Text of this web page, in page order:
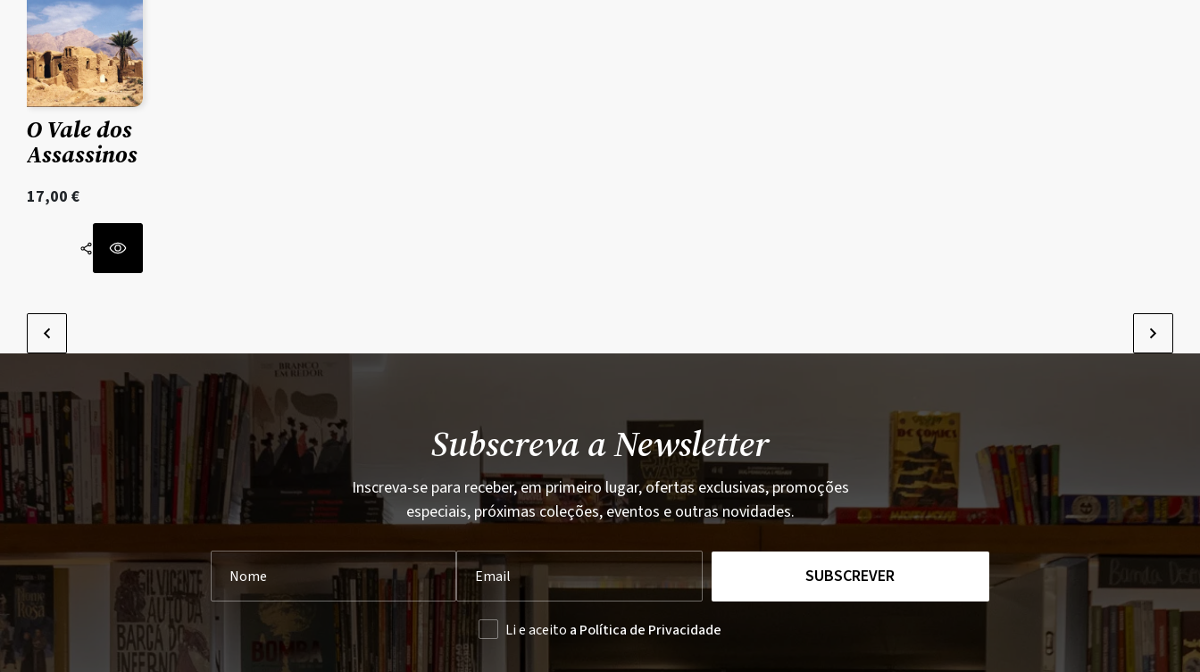
O Vale dos
Assassinos
17,00 €
Subscreva a Newsletter
Inscreva-se para receber, em primeiro lugar, ofertas exclusivas, promoções
especiais, próximas coleções, eventos e outras novidades.
SUBSCREVER
Li e aceito a Política de Privacidade